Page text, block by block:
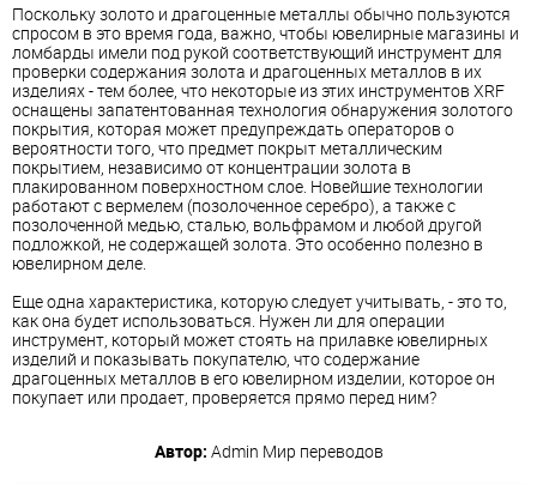
Поскольку золото и драгоценные металлы обычно пользуются
спросом в это время года, важно, чтобы ювелирные магазины и
ломбарды имели под рукой соответствующий инструмент для
проверки содержания золота и драгоценных металлов в их
изделиях - тем более, что некоторые из этих инструментов XRF
оснащены запатентованная технология обнаружения золотого
покрытия, которая может предупреждать операторов о
вероятности того, что предмет покрыт металлическим
покрытием, независимо от концентрации золота в
плакированном поверхностном слое. Новейшие технологии
работают с вермелем (позолоченное серебро), а также с
позолоченной медью, сталью, вольфрамом и любой другой
подложкой, не содержащей золота. Это особенно полезно в
ювелирном деле.
Еще одна характеристика, которую следует учитывать, - это то,
как она будет использоваться. Нужен ли для операции
инструмент, который может стоять на прилавке ювелирных
изделий и показывать покупателю, что содержание
драгоценных металлов в его ювелирном изделии, которое он
покупает или продает, проверяется прямо перед ним?
Автор: Admin Мир переводов